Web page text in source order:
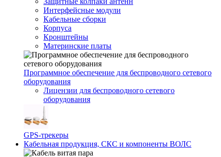
Интерфейсные модули
Кабельные сборки
Корпуса
Кронштейны
Материнские платы
Программное обеспечение для беспроводного сетевого
оборудования
Лицензии для беспроводного сетевого
оборудования
GPS-трекеры
Кабельная продукция, СКС и компоненты ВОЛС